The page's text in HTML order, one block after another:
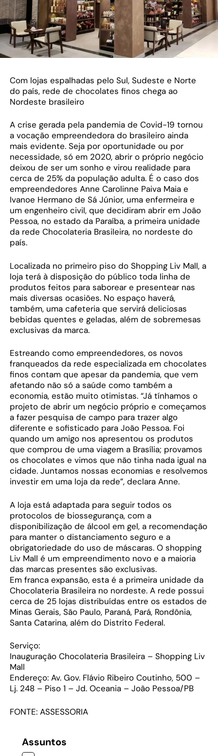
Com lojas espalhadas pelo Sul, Sudeste e Norte
do país, rede de chocolates finos chega ao
Nordeste brasileiro
A crise gerada pela pandemia de Covid-19 tornou
a vocação empreendedora do brasileiro ainda
mais evidente. Seja por oportunidade ou por
necessidade, só em 2020, abrir o próprio negócio
deixou de ser um sonho e virou realidade para
cerca de 25% da população adulta. É o caso dos
empreendedores Anne Carolinne Paiva Maia e
Ivanoe Hermano de Sá Júnior, uma enfermeira e
um engenheiro civil, que decidiram abrir em João
Pessoa, no estado da Paraíba, a primeira unidade
da rede Chocolateria Brasileira, no nordeste do
país.
Localizada no primeiro piso do Shopping Liv Mall, a
loja terá à disposição do público toda linha de
produtos feitos para saborear e presentear nas
mais diversas ocasiões. No espaço haverá,
também, uma cafeteria que servirá deliciosas
bebidas quentes e geladas, além de sobremesas
exclusivas da marca.
Estreando como empreendedores, os novos
franqueados da rede especializada em chocolates
finos contam que apesar da pandemia, que vem
afetando não só a saúde como também a
economia, estão muito otimistas. “Já tínhamos o
projeto de abrir um negócio próprio e começamos
a fazer pesquisa de campo para trazer algo
diferente e sofisticado para João Pessoa. Foi
quando um amigo nos apresentou os produtos
que comprou de uma viagem a Brasília; provamos
os chocolates e vimos que não tinha nada igual na
cidade. Juntamos nossas economias e resolvemos
investir em uma loja da rede”, declara Anne.
A loja está adaptada para seguir todos os
protocolos de biossegurança, com a
disponibilização de álcool em gel, a recomendação
para manter o distanciamento seguro e a
obrigatoriedade do uso de máscaras. O shopping
Liv Mall é um empreendimento novo e a maioria
das marcas presentes são exclusivas.
Em franca expansão, esta é a primeira unidade da
Chocolateria Brasileira no nordeste. A rede possui
cerca de 25 lojas distribuídas entre os estados de
Minas Gerais, São Paulo, Paraná, Pará, Rondônia,
Santa Catarina, além do Distrito Federal.
Serviço:
Inauguração Chocolateria Brasileira – Shopping Liv
Mall
Endereço: Av. Gov. Flávio Ribeiro Coutinho, 500 –
Lj. 248 – Piso 1 – Jd. Oceania – João Pessoa/PB
FONTE: ASSESSORIA
Assuntos